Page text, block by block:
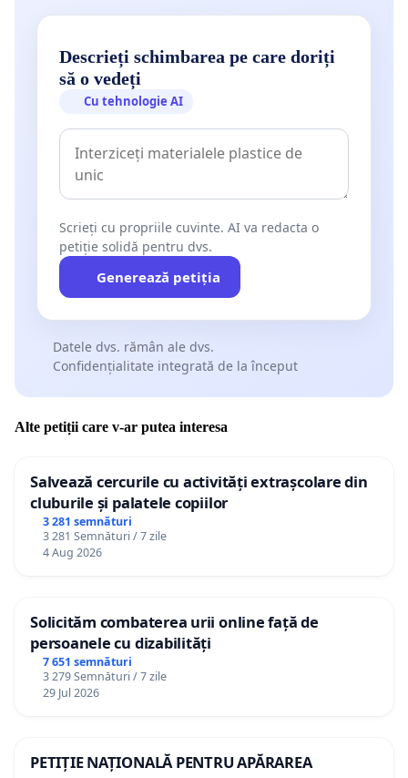
Descrieți schimbarea pe care doriți
să o vedeți
Cu tehnologie AI
Scrieți cu propriile cuvinte. AI va redacta o
petiție solidă pentru dvs.
Generează petiția
Datele dvs. rămân ale dvs.
Confidențialitate integrată de la început
Alte petiții care v-ar putea interesa
Salvează cercurile cu activități extrașcolare din
cluburile și palatele copiilor
3 281 semnături
3 281 Semnături / 7 zile
4 Aug 2026
Solicităm combaterea urii online față de
persoanele cu dizabilități
7 651 semnături
3 279 Semnături / 7 zile
29 Jul 2026
PETIȚIE NAȚIONALĂ PENTRU APĂRAREA